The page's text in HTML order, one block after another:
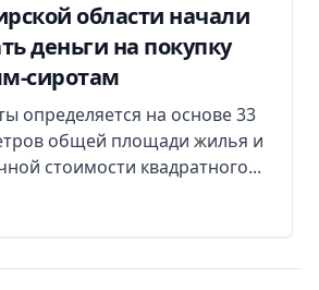
области начали
деньги на покупку
сиротам
определяется на основе 33
общей площади жилья и
стоимости квадратного...